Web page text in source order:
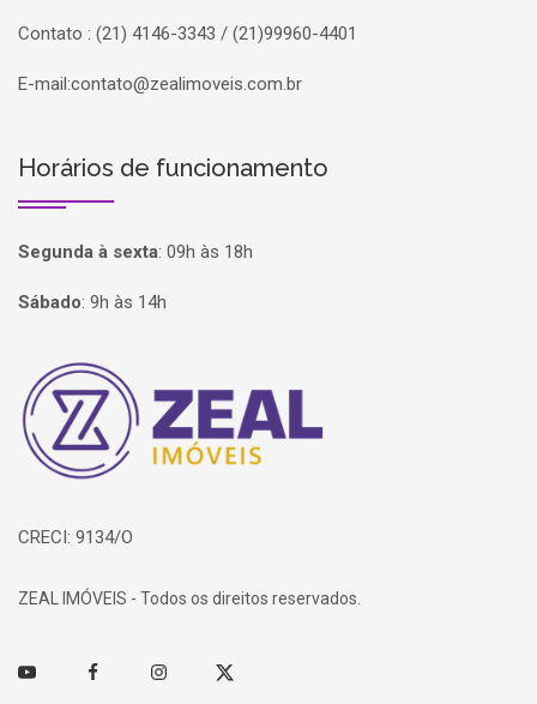
Contato : (21) 4146-3343 / (21)99960-4401
E-mail:contato@zealimoveis.com.br
Horários de funcionamento
Segunda à sexta: 09h às 18h
Sábado: 9h às 14h
Página inicial
CRECI: 9134/O
ZEAL IMÓVEIS - Todos os direitos reservados.
Youtube FacebookInstagramTwitter